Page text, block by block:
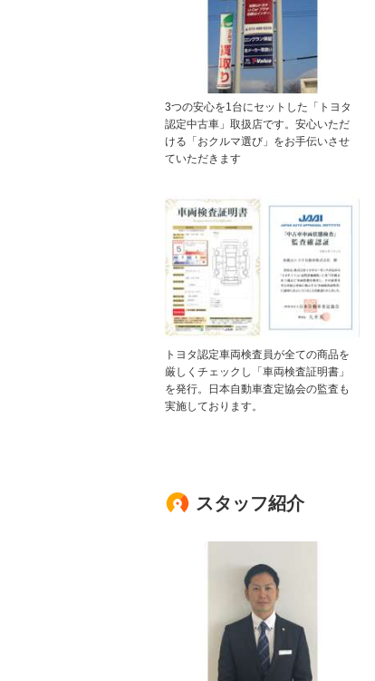
3つの安心を1台にセットした「トヨタ
認定中古車」取扱店です。安心いただ
ける「おクルマ選び」をお手伝いさせ
ていただきます
トヨタ認定車両検査員が全ての商品を
厳しくチェックし「車両検査証明書」
を発行。日本自動車査定協会の監査も
実施しております。
スタッフ紹介